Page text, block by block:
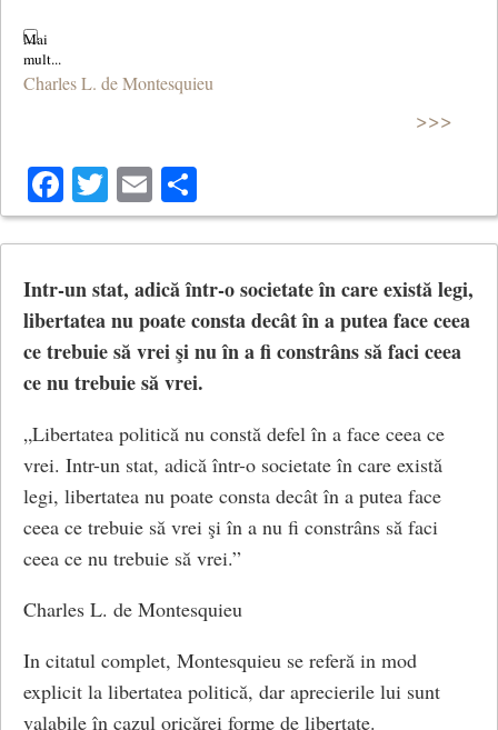
stare naturala, omul e lup fata de om, conform lui
Thomas Hobbes
Pentru depasirea unei continue stari de razboi, au ales
instituirea contractului social (contractualism) care s-a
dovedit a fi inechitabil. Desi proclama unirea tuturor
intr-o putere suprema care, guvenand dupa legi
dreptul la proprietate privata, contractul sustine de fapt
inegalitatea si opresiunea sociala. Astfel, a fost
perpetuata inegalitatea sociala, ducand la aparitia
actualei societati corupte. Libertatea naturala din starea
omului in starea sociala corupta.
Omul devine astfel in evolutia sa un animal inteligent,
social si sociabil, capabil de munca, creator de bunuri
proprii de consum (prin imitarea si modelarea naturii)
naturala”, in care oamenii ar fi fost liberi si egali,
Rousseau sustine ca omul este “bun de la natura” , dar
Xenofan din Colophon, poet si filosof grec, considerat
fondatorul scolii eleate, a fost legat de critica
rationalista a conceptiei antropomorfice despre zei, pe
care a formulat-o in aceasta fraza devenita celebra.
“Zeii vostri nu exista, caci zeii nu pot avea slabiciunile
omenesti. Omul îsi închipuie Divinitatea dupa chipul si
ar putea picta, atunci caii ar avea zei care ar fi
asemenea cailor, iar boii ar picta zei asemenea boilor.
Etiopienii îsi închipuie pe zeii lor negri, pe când tracii
îi închipuie cu ochii albastri si cu parul rosu.”
© CCC
Charles L. de Montesquieu
>>>
Facebook
Twitter
Email
Intr-un stat, adică într-o societate în care există legi,
libertatea nu poate consta decât în a putea face ceea
ce trebuie să vrei şi nu în a fi constrâns să faci ceea
ce nu trebuie să vrei.
„Libertatea politică nu constă defel în a face ceea ce
vrei. Intr-un stat, adică într-o societate în care există
legi, libertatea nu poate consta decât în a putea face
ceea ce trebuie să vrei şi în a nu fi constrâns să faci
ceea ce nu trebuie să vrei.”
Charles L. de Montesquieu
In citatul complet, Montesquieu se referă in mod
explicit la libertatea politică, dar aprecierile lui sunt
valabile în cazul oricărei forme de libertate.